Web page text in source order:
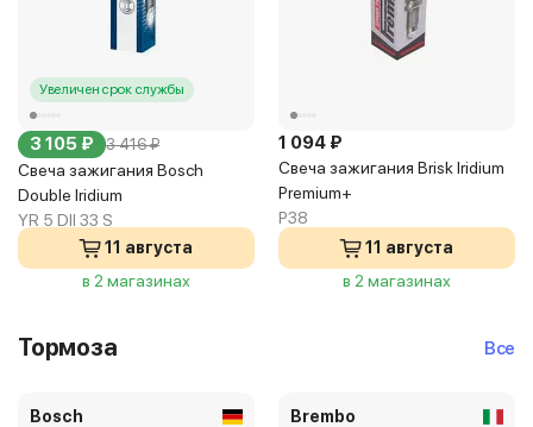
Увеличен срок службы
3 105 ₽ 3 416 ₽
Свеча зажигания Bosch
Double Iridium
YR 5 DII 33 S
11 августа
в 2 магазинах
1 094 ₽
Свеча зажигания Brisk Iridium
Premium+
P38
11 августа
в 2 магазинах
Тормоза Все
Bosch Brembo